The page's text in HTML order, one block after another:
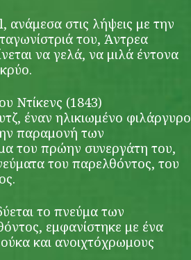
στις λήψεις με την
του, Άντρεα
να γελά, να μιλά έντονα
Ντίκενς (1843)
έναν ηλικιωμένο φιλάργυρο
παραμονή των
του πρώην συνεργάτη του,
του παρελθόντος, του
το πνεύμα των
εμφανίστηκε με ένα
και ανοιχτόχρωμους